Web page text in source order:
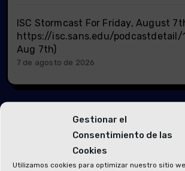
Gestionar el
Consentimiento de las
Cookies
Utilizamos cookies para optimizar nuestro sitio
ISC Stormcast For Friday, August
https://isc.sans.edu/podcastdetail/
Aug 7th)
7 de agosto de 2026
Te has perdido